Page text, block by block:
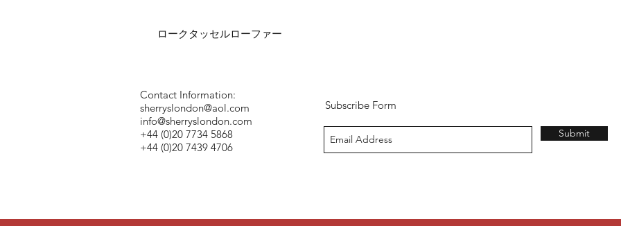
ロークタッセルローファー
Contact Information:
sherryslondon@aol.com
info@sherryslondon.com
+44 (0)20 7734 5868
+44 (0)20 7439 4706
Subscribe Form
Submit